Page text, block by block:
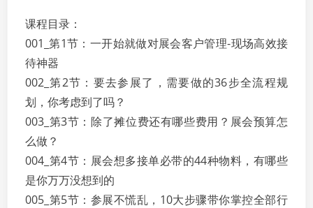
课程目录：
001_第1节：一开始就做对展会客户管理-现场高效接
待神器
002_第2节：要去参展了，需要做的36步全流程规
划，你考虑到了吗？
003_第3节：除了摊位费还有哪些费用？展会预算怎
么做？
004_第4节：展会想多接单必带的44种物料，有哪些
是你万万没想到的
005_第5节：参展不慌乱，10大步骤带你掌控全部行